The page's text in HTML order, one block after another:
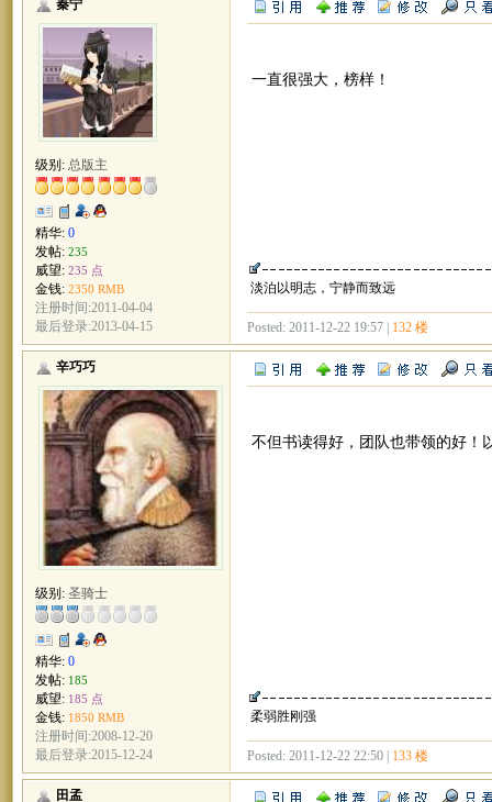
秦宁
级别: 总版主
精华: 0
发帖: 235
威望: 235 点
金钱: 2350 RMB
注册时间:2011-04-04
最后登录:2013-04-15
一直很强大，榜样！
淡泊以明志，宁静而致远
Posted: 2011-12-22 19:57 | 132 楼
辛巧巧
级别: 圣骑士
精华: 0
发帖: 185
威望: 185 点
金钱: 1850 RMB
注册时间:2008-12-20
最后登录:2015-12-24
不但书读得好，团队也带领的好！
柔弱胜刚强
Posted: 2011-12-22 22:50 | 133 楼
田孟